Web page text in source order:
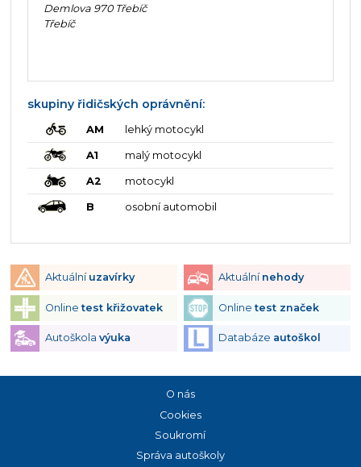
Demlova 970 Třebíč
Třebíč
skupiny řidičských oprávnění:
AM lehký motocykl
A1 malý motocykl
A2 motocykl
B osobní automobil
Aktuální uzavírky Aktuální nehody
Onlinetest křižovatek Onlinetest značek
Autoškola výuka Databáze autoškol
O nás
Cookies
Soukromí
Správa autoškoly